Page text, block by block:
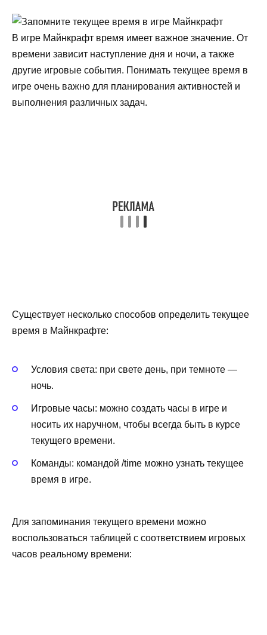
В игре Майнкрафт время имеет важное значение. От
времени зависит наступление дня и ночи, а также
другие игровые события. Понимать текущее время в
игре очень важно для планирования активностей и
выполнения различных задач.
Существует несколько способов определить текущее
время в Майнкрафте:
Условия света: при свете день, при темноте —
ночь.
Игровые часы: можно создать часы в игре и
носить их наручном, чтобы всегда быть в курсе
текущего времени.
Команды: командой /time можно узнать текущее
время в игре.
Для запоминания текущего времени можно
воспользоваться таблицей с соответствием игровых
часов реальному времени: